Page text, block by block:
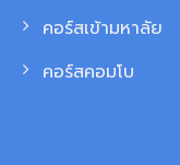
คอร์สเข้ามหาลัย
คอร์สคอมโบ